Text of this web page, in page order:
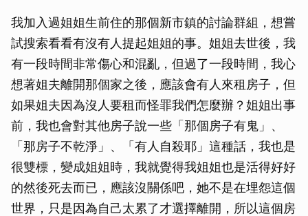
我加入過姐姐生前住的那個新市鎮的討論群組，想嘗
試搜索看看有沒有人提起姐姐的事。姐姐去世後，我
有一段時間非常傷心和混亂，但過了一段時間，我心
想著姐夫離開那個家之後，應該會有人來租房子，但
如果姐夫因為沒人要租而怪罪我們怎麼辦？姐姐出事
前，我也會對其他房子說一些「那個房子有鬼」、
「那房子不乾淨」、「有人自殺耶」這種話，我也是
很雙標，變成姐姐時，我就覺得我姐姐也是活得好好
的然後死去而已，應該沒關係吧，她不是在埋怨這個
世界，只是因為自己太累了才選擇離開，所以這個房